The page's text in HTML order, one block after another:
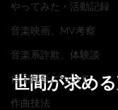
やってみた・活動記録
音楽映画、MV考察
音楽系詐欺、体験談
自宅録音について
作曲技法
世間が求め